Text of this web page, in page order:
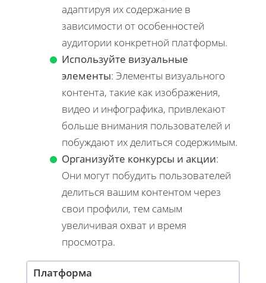
адаптируя их содержание в
зависимости от особенностей
аудитории конкретной платформы.
Используйте визуальные
элементы: Элементы визуального
контента, такие как изображения,
видео и инфографика, привлекают
больше внимания пользователей и
побуждают их делиться содержимым.
Организуйте конкурсы и акции:
Они могут побудить пользователей
делиться вашим контентом через
свои профили, тем самым
увеличивая охват и время
просмотра.
Платформа